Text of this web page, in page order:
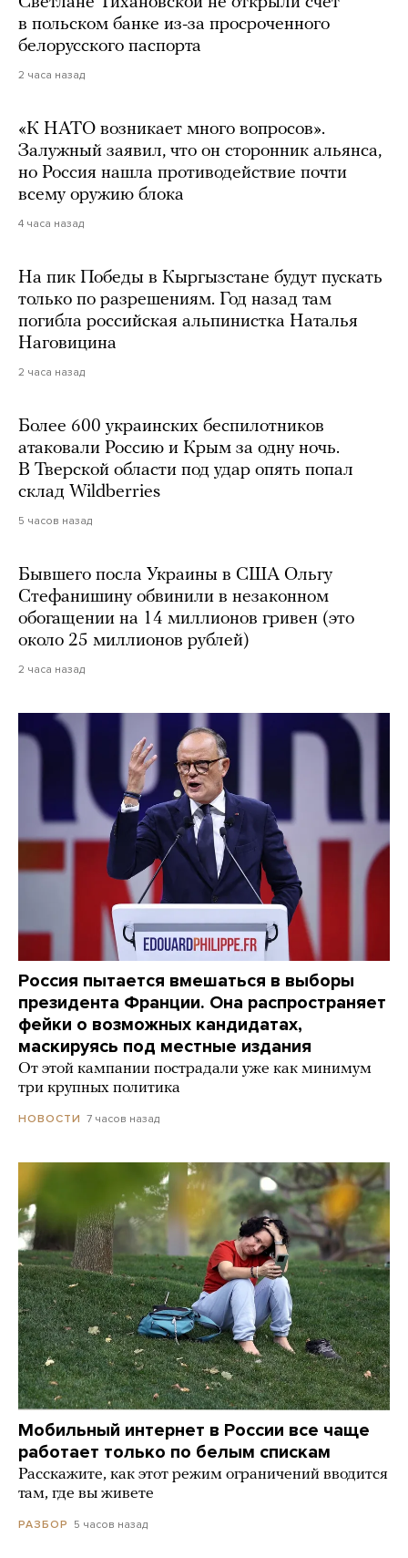
в польском банке из-за просроченного
белорусского паспорта
2 часа назад
«К НАТО возникает много вопросов».
Залужный заявил, что он сторонник альянса,
но Россия нашла противодействие почти
всему оружию блока
4 часа назад
На пик Победы в Кыргызстане будут пускать
только по разрешениям. Год назад там
погибла российская альпинистка Наталья
Наговицина
2 часа назад
Более 600 украинских беспилотников
атаковали Россию и Крым за одну ночь.
В Тверской области под удар опять попал
склад Wildberries
5 часов назад
Бывшего посла Украины в США Ольгу
Стефанишину обвинили в незаконном
обогащении на 14 миллионов гривен (это
около 25 миллионов рублей)
2 часа назад
Россия пытается вмешаться в выборы
президента Франции. Она распространяет
фейки о возможных кандидатах,
маскируясь под местные издания
От этой кампании пострадали уже как минимум
три крупных политика
НОВОСТИ 7 часов назад
Мобильный интернет в России все чаще
работает только по белым спискам
Расскажите, как этот режим ограничений вводится
там, где вы живете
РАЗБОР 5 часов назад